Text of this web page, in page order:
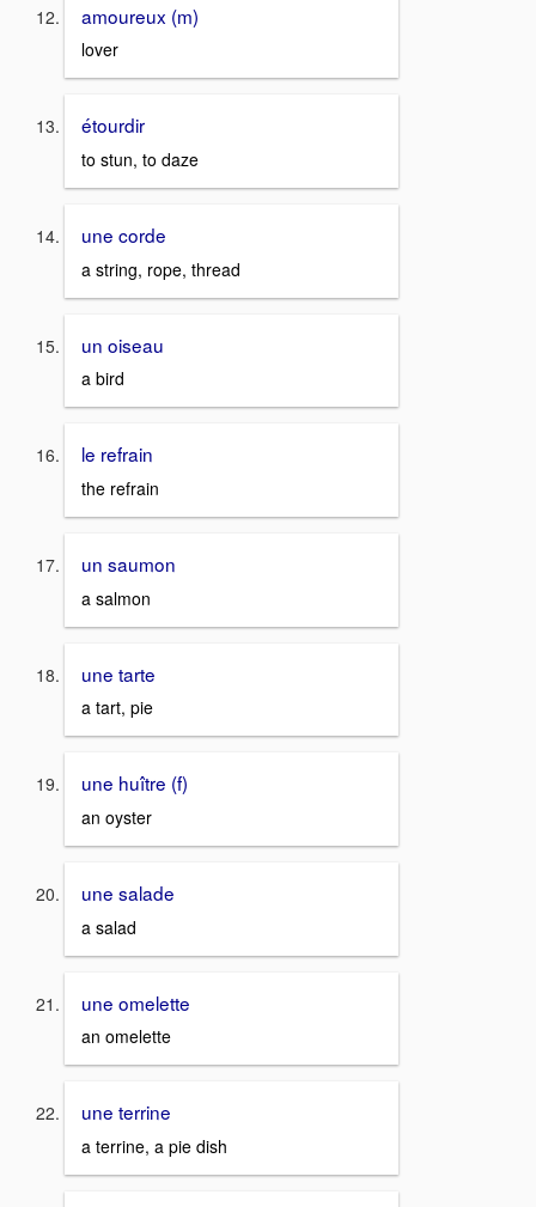
amoureux (m)
lover
étourdir
to stun, to daze
une corde
a string, rope, thread
un oiseau
a bird
le refrain
the refrain
un saumon
a salmon
une tarte
a tart, pie
une huître (f)
an oyster
une salade
a salad
une omelette
an omelette
une terrine
a terrine, a pie dish